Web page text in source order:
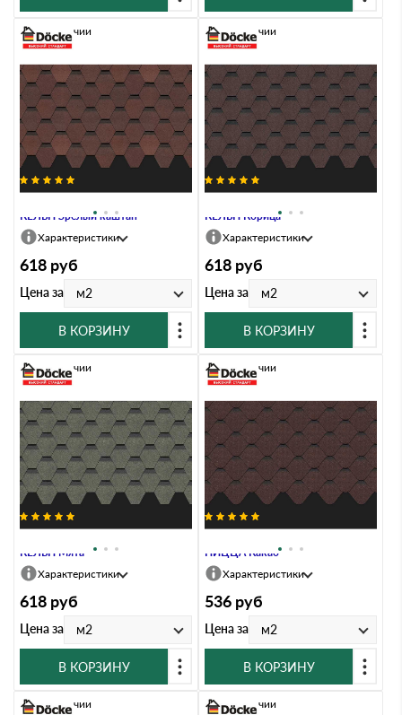
КЁЛЬН Зрелый каштан
В наличии
Характеристики
618 руб
Цена за м2
В КОРЗИНУ
КЁЛЬН Корица
В наличии
Характеристики
618 руб
Цена за м2
В КОРЗИНУ
КЁЛЬН Мята
В наличии
Характеристики
618 руб
Цена за м2
В КОРЗИНУ
НИЦЦА Какао
В наличии
Характеристики
536 руб
Цена за м2
В КОРЗИНУ
В наличии В наличии